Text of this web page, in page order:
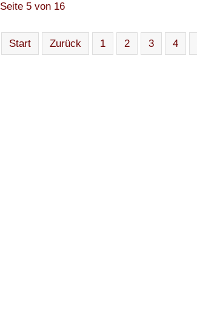
Seite 5 von 16
Start Zurück 1 2 3 4